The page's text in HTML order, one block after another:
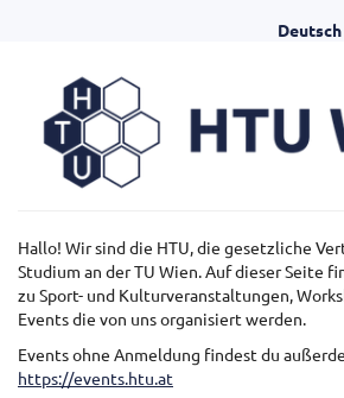
springen
Deutsch
HTU
Wien
Hallo! Wir sind die HTU, die gesetzliche
Studium an der TU Wien. Auf dieser Seite
zu Sport- und Kulturveranstaltungen,
Events die von uns organisiert werden.
Events ohne Anmeldung findest du
https://events.htu.at